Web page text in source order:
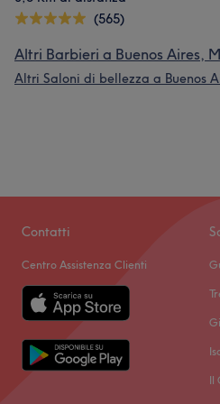
(565)
Altri Barbieri a Buenos Aires,
Altri Saloni di bellezza a Buenos
Contatti
Centro Assistenza Clienti
Il